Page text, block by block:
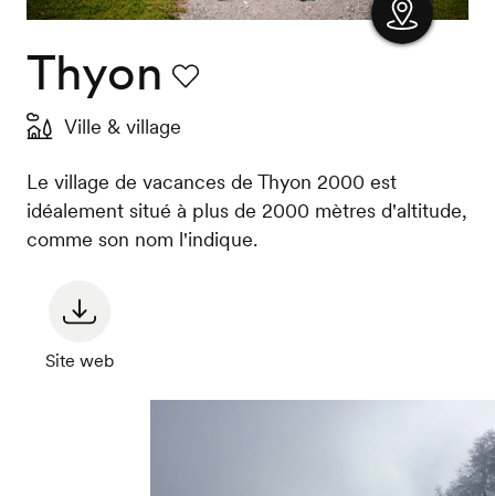
Thyon
Ville & village
Le village de vacances de Thyon 2000 est
idéalement situé à plus de 2000 mètres d'altitude,
comme son nom l'indique.
Site web